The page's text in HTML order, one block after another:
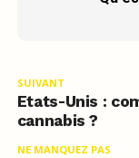
SUIVANT
Etats-Unis :
cannabis ?
NE MANQUEZ PAS